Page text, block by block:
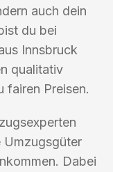
auch dein
du bei
Innsbruck
qualitativ
fairen Preisen.
Umzugsgüter
Dabei